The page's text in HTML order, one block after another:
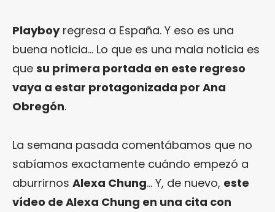
Playboyregresa a España. Y eso es una
buena noticia… Lo que es una mala noticia es
que su primera portada en este regreso
vaya a estar protagonizada por Ana
Obregón.
La semana pasada comentábamos que no
sabíamos exactamente cuándo empezó a
aburrirnos Alexa Chung… Y, de nuevo, este
vídeo de Alexa Chung en una cita con